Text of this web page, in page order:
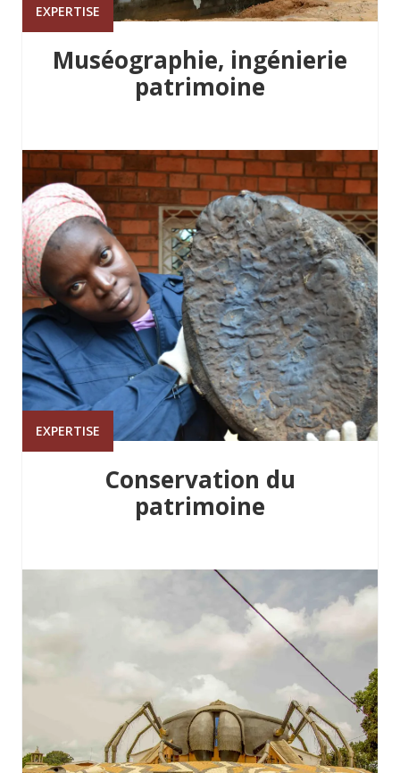
EXPERTISE
Muséographie, ingénierie
patrimoine
EXPERTISE
Conservation du
patrimoine